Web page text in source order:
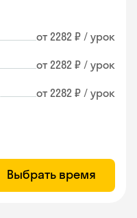
от 2282 ₽ / урок
от 2282 ₽ / урок
от 2282 ₽ / урок
Выбрать время